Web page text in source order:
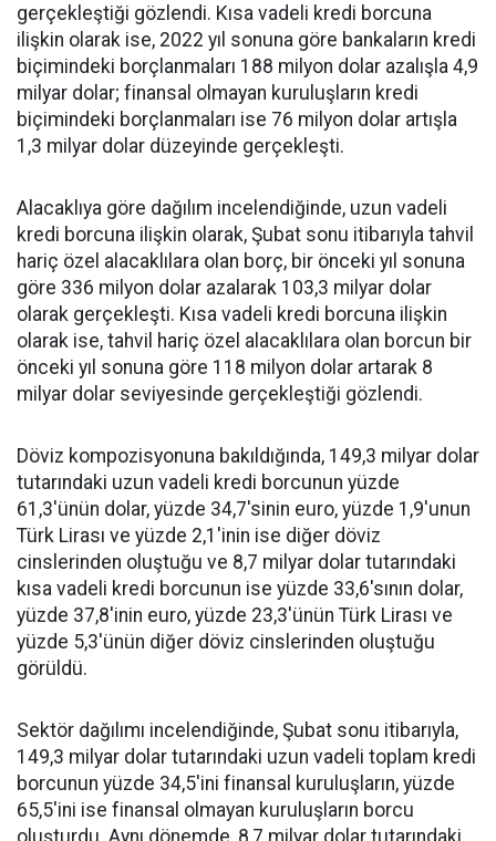
gerçekleştiği gözlendi. Kısa vadeli kredi borcuna
ilişkin olarak ise, 2022 yıl sonuna göre bankaların kredi
biçimindeki borçlanmaları 188 milyon dolar azalışla 4,9
milyar dolar; finansal olmayan kuruluşların kredi
biçimindeki borçlanmaları ise 76 milyon dolar artışla
1,3 milyar dolar düzeyinde gerçekleşti.
Alacaklıya göre dağılım incelendiğinde, uzun vadeli
kredi borcuna ilişkin olarak, Şubat sonu itibarıyla tahvil
hariç özel alacaklılara olan borç, bir önceki yıl sonuna
göre 336 milyon dolar azalarak 103,3 milyar dolar
olarak gerçekleşti. Kısa vadeli kredi borcuna ilişkin
olarak ise, tahvil hariç özel alacaklılara olan borcun bir
önceki yıl sonuna göre 118 milyon dolar artarak 8
milyar dolar seviyesinde gerçekleştiği gözlendi.
Döviz kompozisyonuna bakıldığında, 149,3 milyar dolar
tutarındaki uzun vadeli kredi borcunun yüzde
61,3'ünün dolar, yüzde 34,7'sinin euro, yüzde 1,9'unun
Türk Lirası ve yüzde 2,1'inin ise diğer döviz
cinslerinden oluştuğu ve 8,7 milyar dolar tutarındaki
kısa vadeli kredi borcunun ise yüzde 33,6'sının dolar,
yüzde 37,8'inin euro, yüzde 23,3'ünün Türk Lirası ve
yüzde 5,3'ünün diğer döviz cinslerinden oluştuğu
görüldü.
Sektör dağılımı incelendiğinde, Şubat sonu itibarıyla,
149,3 milyar dolar tutarındaki uzun vadeli toplam kredi
borcunun yüzde 34,5'ini finansal kuruluşların, yüzde
65,5'ini ise finansal olmayan kuruluşların borcu
oluşturdu. Aynı dönemde, 8,7 milyar dolar tutarındaki